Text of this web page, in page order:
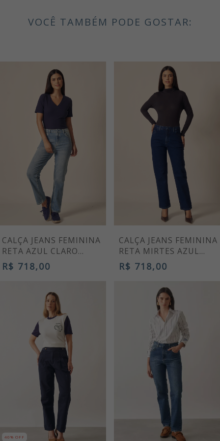
VOCÊ TAMBÉM PODE GOSTAR:
CALÇA JEANS FEMININA
RETA AZUL CLARO
MÉRCIA
R$ 718,00
CALÇA JEANS FEMININA
RETA MIRTES AZUL
MARINHO
R$ 718,00
40% OFF